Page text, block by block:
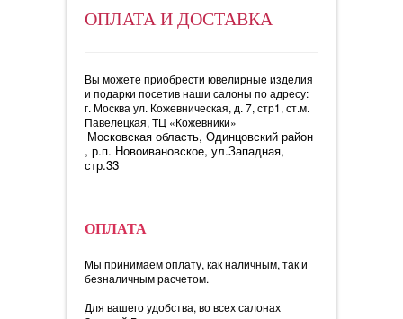
ОПЛАТА И ДОСТАВКА
Вы можете приобрести ювелирные изделия
и подарки посетив наши салоны по адресу:
г. Москва ул. Кожевническая, д. 7, стр1, ст.м.
Павелецкая, ТЦ «Кожевники»
Московская область, Одинцовский район
, р.п. Новоивановское, ул.Западная,
стр.33
ОПЛАТА
Мы принимаем оплату, как наличным, так и
безналичным расчетом.
Для вашего удобства, во всех салонах